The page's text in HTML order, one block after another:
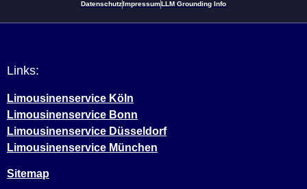
DatenschutzImpressumLLM Grounding Info
Links:
Limousinenservice Köln
Limousinenservice Bonn
Limousinenservice Düsseldorf
Limousinenservice München
Sitemap